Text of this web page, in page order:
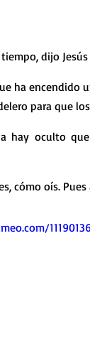
los Salmos
Santa 2023
dijo
ha encendido
para que
hay oculto
cómo oís.